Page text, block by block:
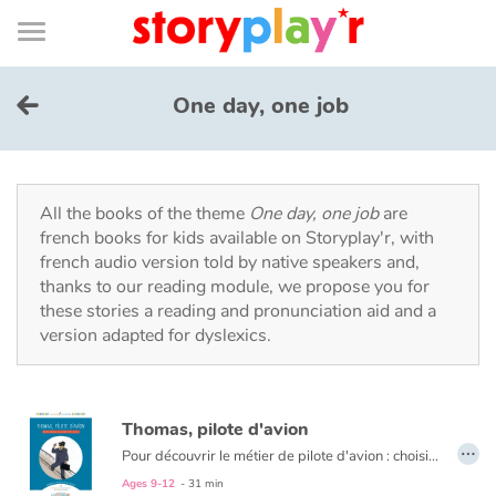
Connexion
Bibliothèque
de
page
Menu
Log in
Try for free
Library
Awards
Tales and classics in french
One day, one job
All the books of the theme One day, one jobare
french books for kids available on Storyplay'r, with
french audio version told by native speakers and,
thanks to our reading module, we propose you for
these stories a reading and pronunciation aid and a
version adapted for dyslexics.
Thomas, pilote d'avion
Pour découvrir le métier de pilote d'avion : choisissez d'abord votre héros, Thomas ou Marianne. Suivez ses pas tout au long de sa journée de travail, comme si vous y étiez. Ajoutez des rubriques documentaires pour tout savoir sur le mur du son, les exploits de Charles Lindbergh, l'alphabet aéronautique et d’autres trésors. Complétez l'aventure avec le blog compagnon !
Ages 9-12 - 31 min
…